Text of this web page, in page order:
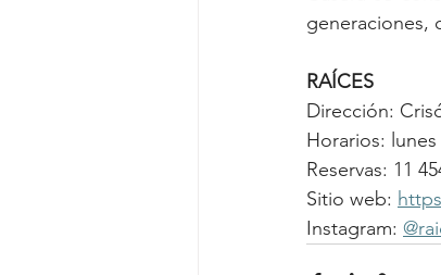
generaciones,
RAÍCES
Dirección:
Horarios:
Reservas: 11
Sitio web:
Instagram: